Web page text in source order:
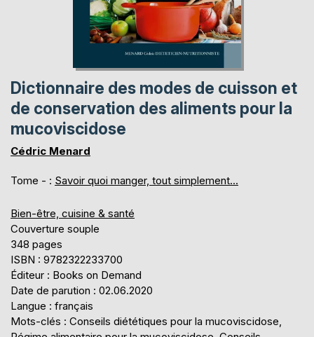
Dictionnaire des modes de cuisson et
de conservation des aliments pour la
mucoviscidose
Cédric Menard
Tome - : Savoir quoi manger, tout simplement...
Bien-être, cuisine & santé
Couverture souple
348 pages
ISBN : 9782322233700
Éditeur : Books on Demand
Date de parution : 02.06.2020
Langue : français
Mots-clés : Conseils diététiques pour la mucoviscidose,